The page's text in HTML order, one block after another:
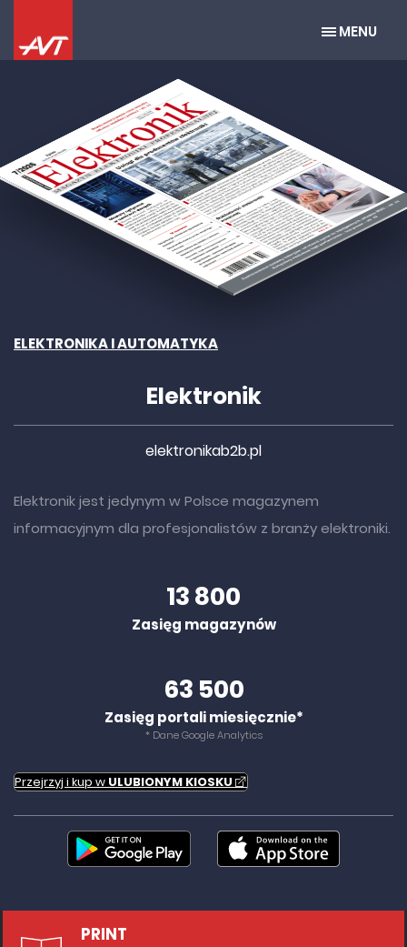
MENU
ELEKTRONIKA I AUTOMATYKA
Elektronik
elektronikab2b.pl
Elektronik jest jedynym w Polsce magazynem
informacyjnym dla profesjonalistów z branży elektroniki.
13 800
Zasięg magazynów
63 500
Zasięg portali miesięcznie*
* Dane Google Analytics
Przejrzyj i kup w ULUBIONYM KIOSKU
PRINT